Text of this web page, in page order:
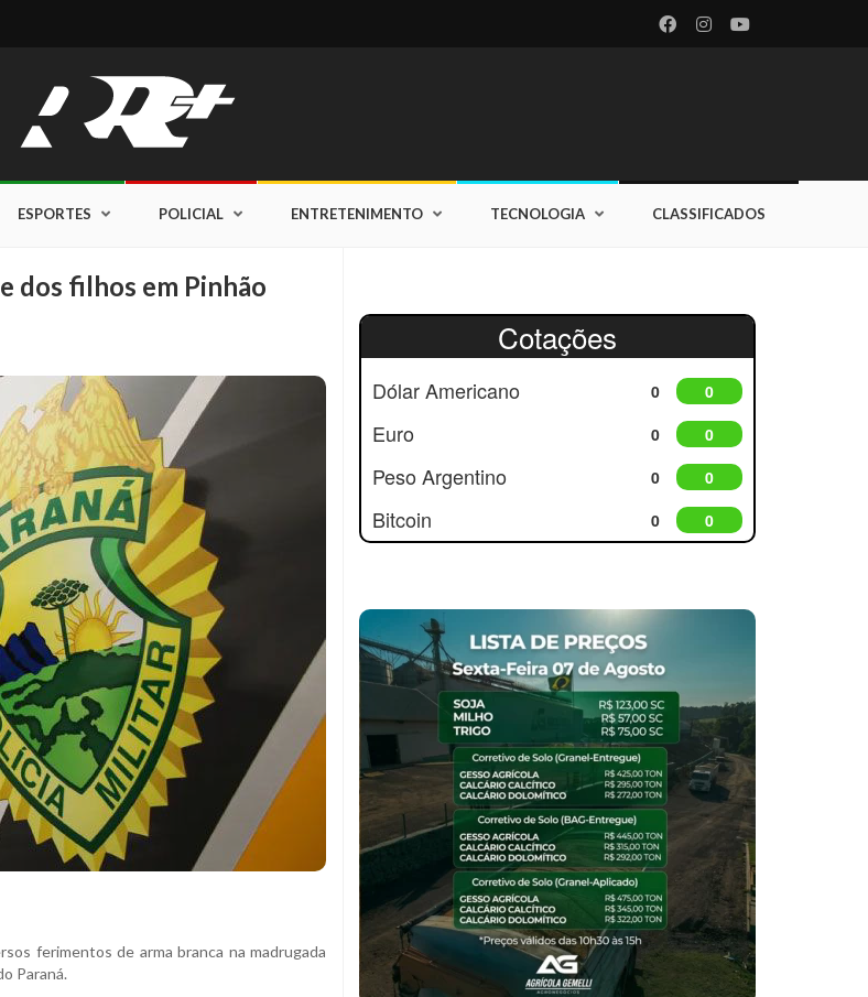
ESPORTES POLICIAL ENTRETENIMENTO TECNOLOGIA CLASSIFICADOS
dos filhos em Pinhão
ferimentos de arma branca na madrugada
Paraná.
Cotações
Dólar Americano 0 0
Euro 0 0
Peso Argentino 0 0
Bitcoin 0 0